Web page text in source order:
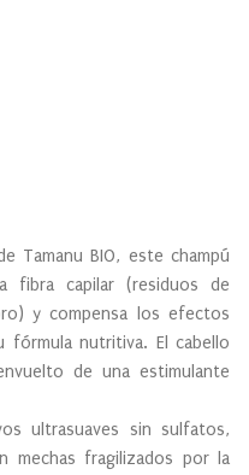
Tamanu BIO, este champú
fibra capilar (residuos de
y compensa los efectos
fórmula nutritiva. El cabello
de una estimulante
ultrasuaves sin sulfatos,
mechas fragilizados por la